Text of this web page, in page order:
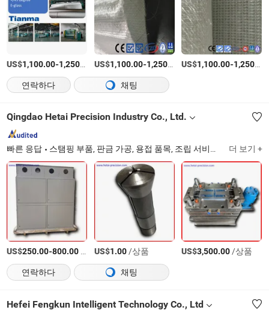
US$1,100.00-1,250.00 /티
US$1,100.00-1,250.00 /티
US$1,100.00-1,250.00
연락하다
채팅
Qingdao Hetai Precision Industry Co., Ltd.
빠른 응답 스탬핑 부품, 판금 가공, 용접 품목, 조립 서비스, CNC 선반 부품, CNC 가공 부품, 분체 도장 서비스, 공구, 금속 제품, 하드웨어 더 보기 +
US$250.00-800.00 US$1.00/상품 US$3,500.00/상품
연락하다
채팅
Hefei Fengkun Intelligent Technology Co., Ltd